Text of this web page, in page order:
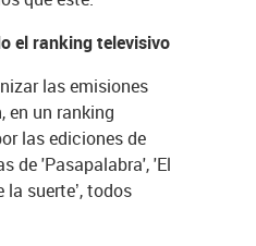
el ranking televisivo
las emisiones
en un ranking
las ediciones de
de 'Pasapalabra', 'El
la suerte’, todos